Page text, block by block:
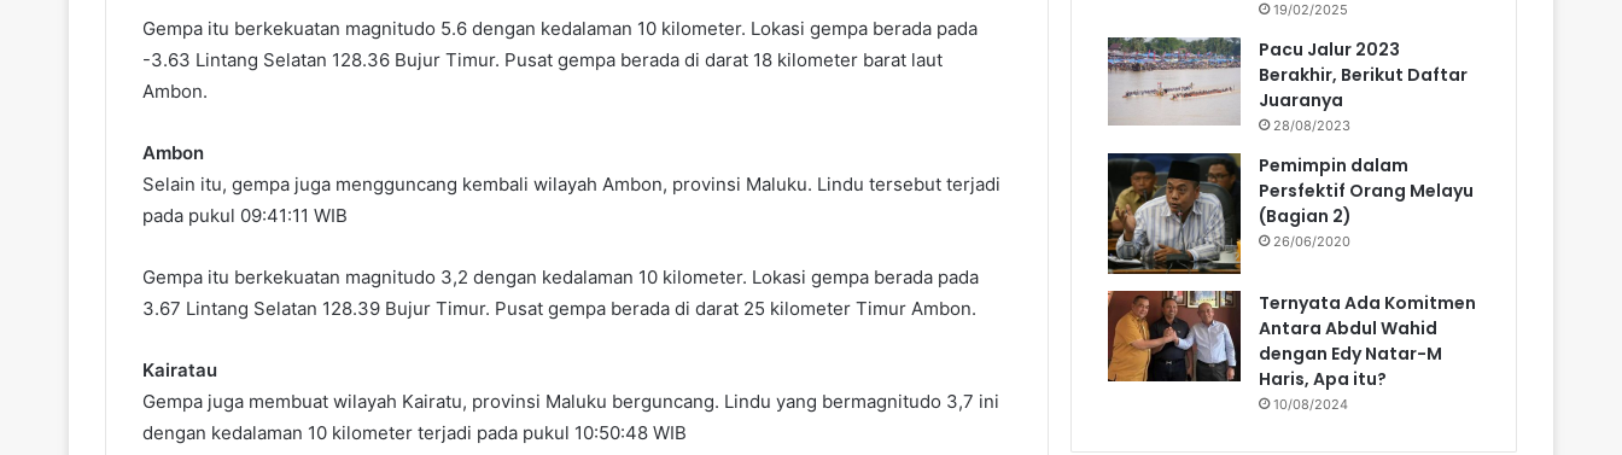
Gempa itu berkekuatan magnitudo 5.6 dengan kedalaman 10 kilometer. Lokasi gempa berada pada
-3.63 Lintang Selatan 128.36 Bujur Timur. Pusat gempa berada di darat 18 kilometer barat laut
Ambon.
Ambon
Selain itu, gempa juga mengguncang kembali wilayah Ambon, provinsi Maluku. Lindu tersebut terjadi
pada pukul 09:41:11 WIB
Gempa itu berkekuatan magnitudo 3,2 dengan kedalaman 10 kilometer. Lokasi gempa berada pada
3.67 Lintang Selatan 128.39 Bujur Timur. Pusat gempa berada di darat 25 kilometer Timur Ambon.
Kairatau
Gempa juga membuat wilayah Kairatu, provinsi Maluku berguncang. Lindu yang bermagnitudo 3,7 ini
dengan kedalaman 10 kilometer terjadi pada pukul 10:50:48 WIB
19/02/2025
Pacu Jalur 2023
Berakhir, Berikut Daftar
Juaranya
28/08/2023
Pemimpin dalam
Persfektif Orang Melayu
(Bagian 2)
26/06/2020
Ternyata Ada Komitmen
Antara Abdul Wahid
dengan Edy Natar-M
Haris, Apa itu?
10/08/2024